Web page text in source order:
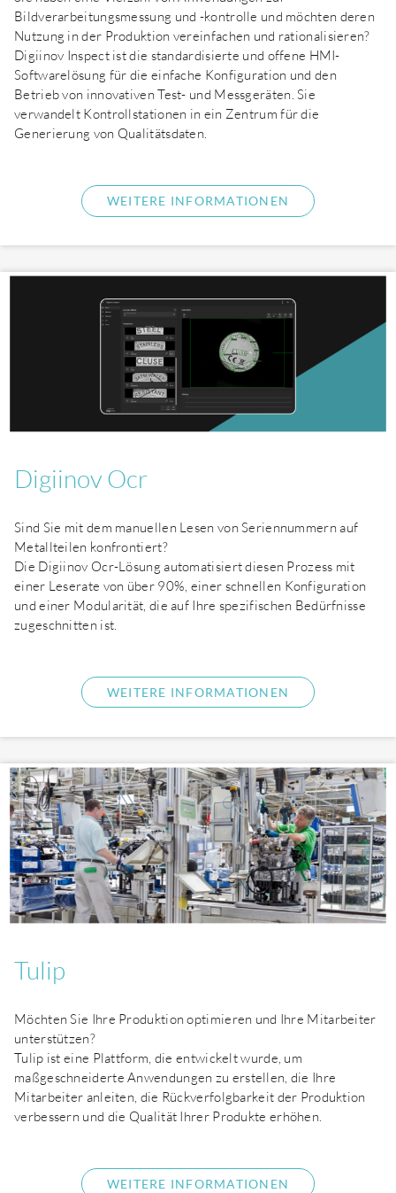
Bildverarbeitungsmessung und -kontrolle und möchten deren
Nutzung in der Produktion vereinfachen und rationalisieren?
Digiinov Inspect ist die standardisierte und offene HMI-
Softwarelösung für die einfache Konfiguration und den
Betrieb von innovativen Test- und Messgeräten. Sie
verwandelt Kontrollstationen in ein Zentrum für die
Generierung von Qualitätsdaten.
WEITERE INFORMATIONEN
Digiinov Ocr
Sind Sie mit dem manuellen Lesen von Seriennummern auf
Metallteilen konfrontiert?
Die Digiinov Ocr-Lösung automatisiert diesen Prozess mit
einer Leserate von über 90%, einer schnellen Konfiguration
und einer Modularität, die auf Ihre spezifischen Bedürfnisse
zugeschnitten ist.
WEITERE INFORMATIONEN
Tulip
Möchten Sie Ihre Produktion optimieren und Ihre Mitarbeiter
unterstützen?
Tulip ist eine Plattform, die entwickelt wurde, um
maßgeschneiderte Anwendungen zu erstellen, die Ihre
Mitarbeiter anleiten, die Rückverfolgbarkeit der Produktion
verbessern und die Qualität Ihrer Produkte erhöhen.
WEITERE INFORMATIONEN